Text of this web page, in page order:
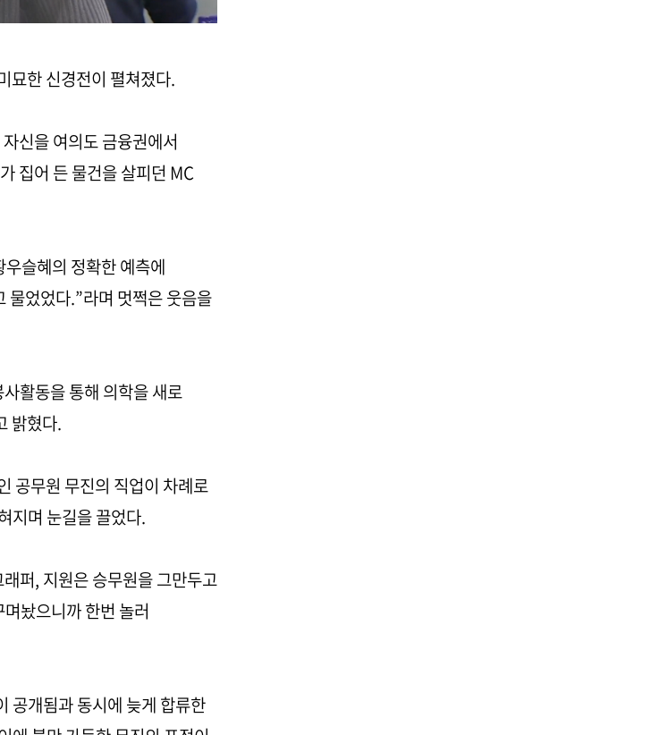
묘한 신경전이 펼쳐졌다.
신을 여의도 금융권에서
집어 든 물건을 살피던 MC
슬혜의 정확한 예측에
물었었다.”라며 멋쩍은 웃음을
활동을 통해 의학을 새로
밝혔다.
공무원 무진의 직업이 차례로
지며 눈길을 끌었다.
퍼, 지원은 승무원을 그만두고
놨으니까 한번 놀러
공개됨과 동시에 늦게 합류한